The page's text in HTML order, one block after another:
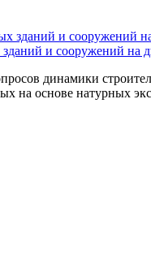
и сооружений на
динамики
на основе натурных